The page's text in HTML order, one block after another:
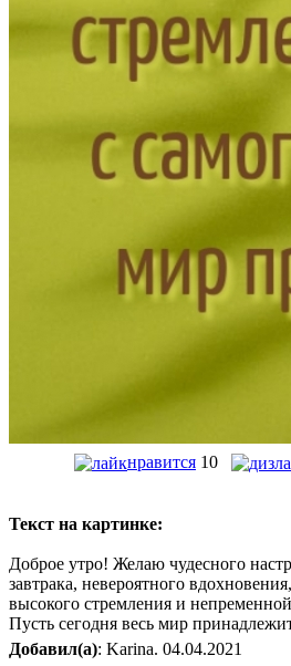
нравится 10
Текст на картинке:
Доброе утро! Желаю чудесного
завтрака, невероятного
высокого стремления и
Пусть сегодня весь мир
Добавил(а): Karina. 04.04.2021